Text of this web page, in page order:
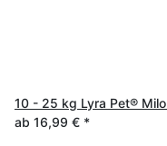
10 - 25 kg Lyra Pet® Milo
ab 16,99 € *